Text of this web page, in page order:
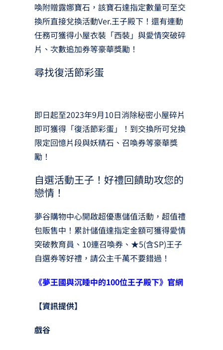
喚附贈露娜寶石，該寶石達指定數量可至交
換所直接兌換活動Ver.王子殿下！還有連動
任務可獲得小屋衣裝「西裝」與愛情突破碎
片、次數追加券等豪華獎勵！
尋找復活節彩蛋
即日起至2023年9月10日消除秘密小屋碎片
即可獲得「復活節彩蛋」！到交換所可兌換
限定回憶片段與妖精石、召喚券等豪華獎
勵！
自選活動王子！好禮回饋助攻您的
戀情！
夢谷購物中心開啟超優惠儲值活動，超值禮
包販售中！累計儲值達指定金額可獲得愛情
突破教育員、10連召喚券、★5(含SP)王子
自選券等好禮，請公主千萬不要錯過！
《夢王國與沉睡中的100位王子殿下》官網
【資訊提供】
戲谷